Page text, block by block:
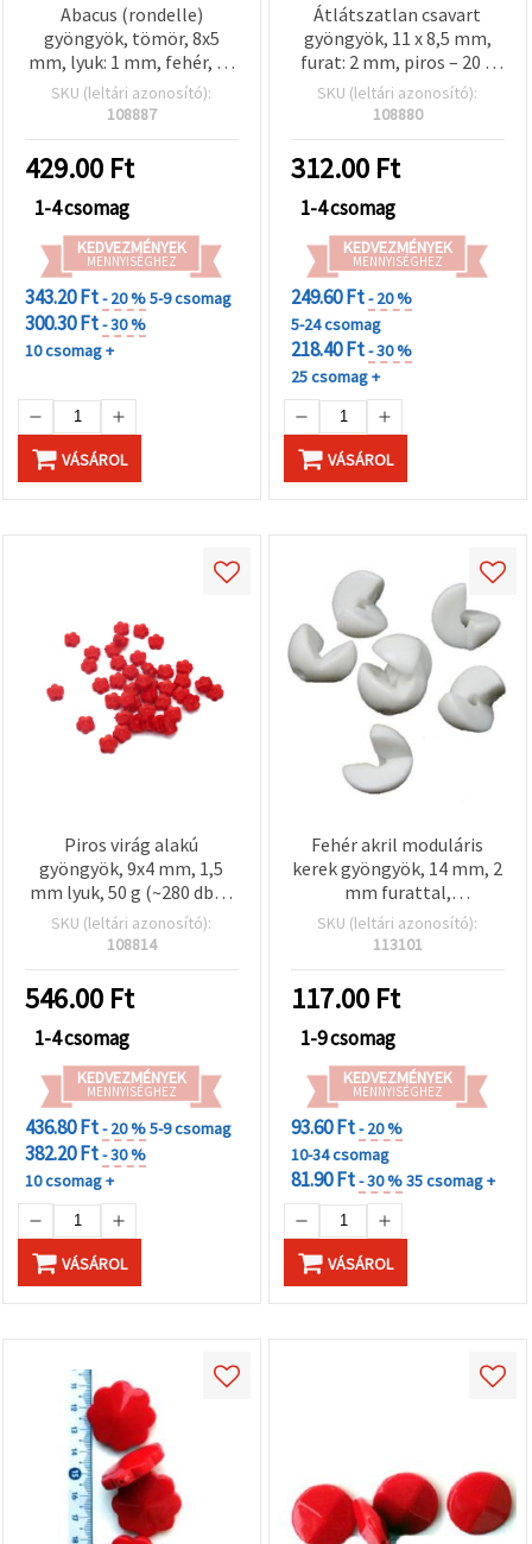
Abacus (rondelle)
gyöngyök, tömör, 8x5
mm, lyuk: 1 mm, fehér, 50
g (kb. 260 db),
karkötőkhöz,
ékszerkészítéshez,
dekorációhoz, hobbi és
DIY
SKU (leltári azonosító):
108887
429.00 Ft
1-4 csomag
KEDVEZMÉNYEK
MENNYISÉGHEZ
343.20 Ft- 20 %5-9 csomag
300.30 Ft- 30 %
10 csomag +
VÁSÁROL
Átlátszatlan csavart
gyöngyök, 11 x 8,5 mm,
furat: 2 mm, piros – 20 g
(kb. 40 db)
SKU (leltári azonosító):
108880
312.00 Ft
1-4 csomag
KEDVEZMÉNYEK
MENNYISÉGHEZ
249.60 Ft- 20 %
5-24 csomag
218.40 Ft- 30 %
25 csomag +
VÁSÁROL
Piros virág alakú
gyöngyök, 9x4 mm, 1,5
mm lyuk, 50 g (~280 db) –
ékszerekhez,
karkötőkhöz,
dekorációhoz és
kézműves projektekhez
SKU (leltári azonosító):
108814
546.00 Ft
1-4 csomag
KEDVEZMÉNYEK
MENNYISÉGHEZ
436.80 Ft- 20 %5-9 csomag
382.20 Ft- 30 %
10 csomag +
VÁSÁROL
Fehér akril moduláris
kerek gyöngyök, 14 mm, 2
mm furattal,
ékszerkészítési kellékek –
10 szett
SKU (leltári azonosító):
113101
117.00 Ft
1-9 csomag
KEDVEZMÉNYEK
MENNYISÉGHEZ
93.60 Ft- 20 %
10-34 csomag
81.90 Ft- 30 %35 csomag +
VÁSÁROL